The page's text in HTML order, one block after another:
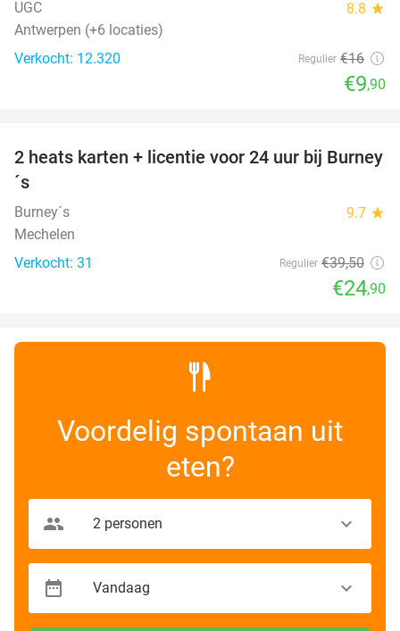
UGC 8.8 star
Antwerpen (+6 locaties)
Verkocht: 12.320
Regulier €16
€9,90
37%
2 heats karten + licentie voor 24 uur bij Burney
´s
Burney´s 9.7 star
Mechelen
Verkocht: 31
Regulier €39,50
€24,90
Voordelig spontaan uit
eten?